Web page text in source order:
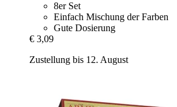
8er Set
Einfach Mischung der Farben
Gute Dosierung
€ 3,09
Zustellung bis 12. August